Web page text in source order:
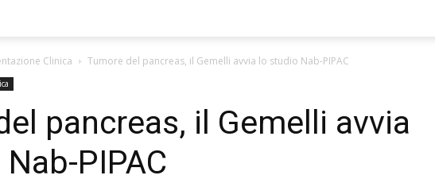
Clinica Tumore del pancreas, il Gemelli avvia lo studio Nab-PIPAC
pancreas, il Gemelli avvia
PIPAC